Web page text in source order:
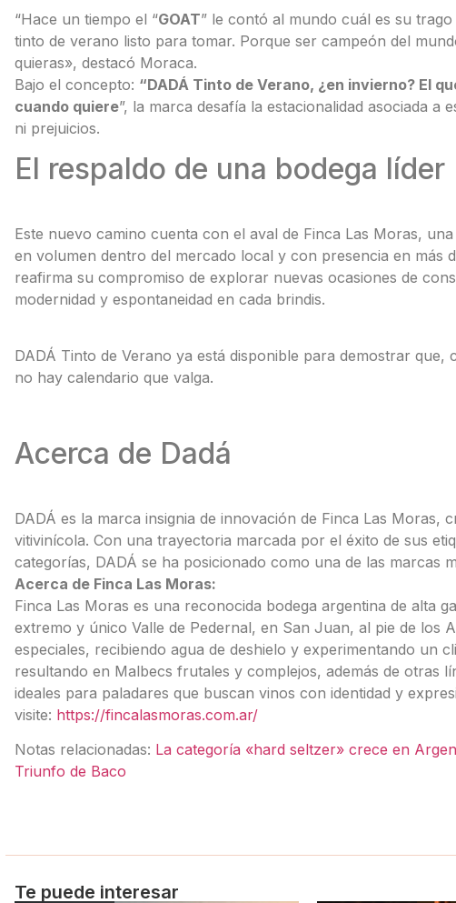
“Hace un tiempo el “GOAT” le contó al mundo cuál es su
tinto de verano listo para tomar. Porque ser campeón del
quieras», destacó Moraca.
Bajo el concepto: “DADÁ Tinto de Verano, ¿en invierno? El
cuando quiere”, la marca desafía la estacionalidad asociada a
ni prejuicios.
El respaldo de una bodega líder
Este nuevo camino cuenta con el aval de Finca Las Moras,
en volumen dentro del mercado local y con presencia en más
reafirma su compromiso de explorar nuevas ocasiones de
modernidad y espontaneidad en cada brindis.
DADÁ Tinto de Verano ya está disponible para demostrar
no hay calendario que valga.
Acerca de Dadá
DADÁ es la marca insignia de innovación de Finca Las Moras,
vitivinícola. Con una trayectoria marcada por el éxito de sus
categorías, DADÁ se ha posicionado como una de las marcas
Acerca de Finca Las Moras:
Finca Las Moras es una reconocida bodega argentina de alta
extremo y único Valle de Pedernal, en San Juan, al pie de los
especiales, recibiendo agua de deshielo y experimentando un
resultando en Malbecs frutales y complejos, además de otras
ideales para paladares que buscan vinos con identidad y
visite: https://fincalasmoras.com.ar/
Notas relacionadas: La categoría «hard seltzer» crece en
Triunfo de Baco
Te puede interesar